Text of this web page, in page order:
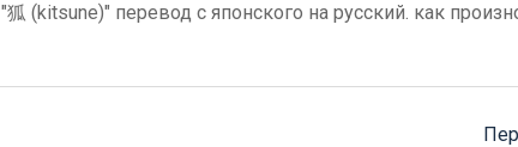
"狐 (kitsune)" перевод с японского на русский. как